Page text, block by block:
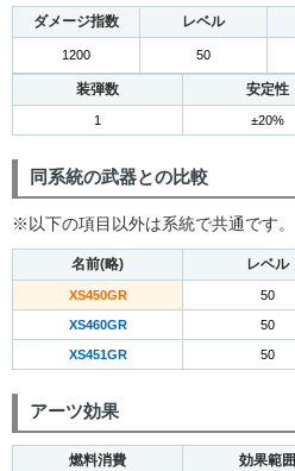
ダメージ指数 レベル
1200 50
装弾数 安定性
1 ±20%
同系統の武器との比較
※以下の項目以外は系統で共通です。
名前(略) レベル
XS450GR 50
XS460GR 50
XS451GR 50
アーツ効果
燃料消費 効果範囲